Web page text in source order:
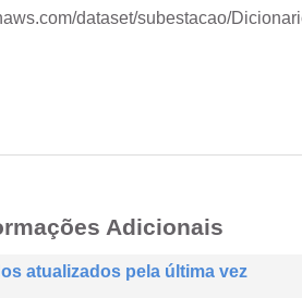
dataset/subestacao/
Adicionais
atualizados pela última vez